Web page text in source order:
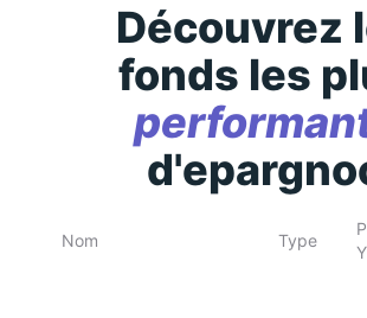
Découvrez
fonds les
Nom Type